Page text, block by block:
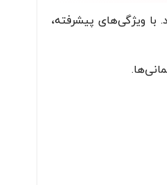
ویژگی‌های پیشرفته،